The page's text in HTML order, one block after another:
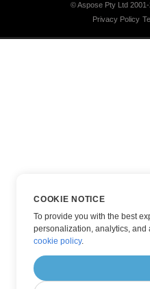
© Aspose Pty Ltd 2001-
Privacy Policy
COOKIE NOTICE
To provide you with the best
personalization, analytics,
cookie policy.